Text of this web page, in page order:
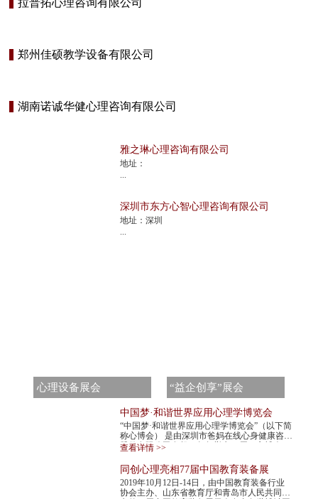
郑州佳硕教学设备有限公司
湖南诺诚华健心理咨询有限公司
雅之琳心理咨询有限公司
地址：
深圳市东方心智心理咨询有限公司
地址：深圳
心理设备展会 “益企创享”展会
中国梦·和谐世界应用心理学博览会
“中国梦·和谐世界应用心理学博览会”（以下简
称心博会） 是由深圳市爸妈在线心身健康咨询
股份有限公司发起，每年举办一届。心博会，
不仅是世界民间组织主办的心理学最高级...
查看详情 >>
同创心理亮相77届中国教育装备展
2019年10月12日-14日，由中国教育装备行业
协会主办、山东省教育厅和青岛市人民共同承